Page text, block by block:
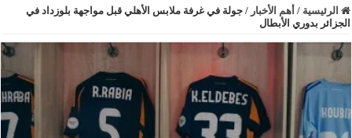
الرئيسية / أهم الأخبار / جولة في غرفة ملابس الأهلي قبل مواجهة بلوزداد في
الجزائر بدوري الأبطال